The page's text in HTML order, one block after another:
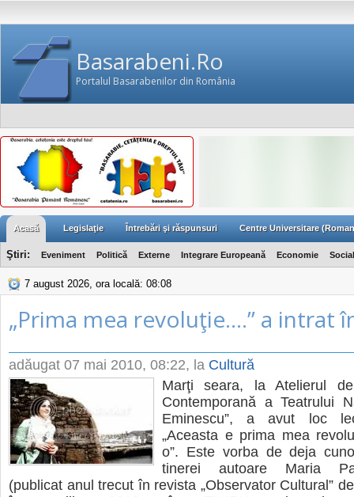
Basarabeni.Ro
Portalul Basarabenilor din România
Acasă Legislaţie Întrebări şi răspunsuri Centre Universitare
Ştiri: Eveniment Politică Externe Integrare Europeană Economie Social
7 august 2026, ora locală: 08:08
„Prima mea revoluţie....” a intrat
adăugat 07 mai 2010, 08:22, la Cultură
Marţi seara, la Atelierul de
Contemporană a Teatrului
Eminescu”, a avut loc
„Aceasta e prima mea
o”. Este vorba de deja
tinerei autoare Maria
(publicat anul trecut în revista „Observator Cultural”